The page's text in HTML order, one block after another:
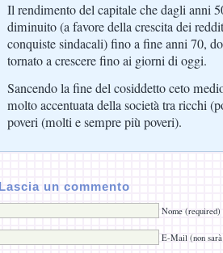
Il rendimento del capitale che dagli anni
diminuito (a favore della crescita dei
conquiste sindacali) fino a fine anni 70,
tornato a crescere fino ai giorni di oggi.
Sancendo la fine del cosiddetto ceto
molto accentuata della società tra ricchi
poveri (molti e sempre più poveri).
Lascia un commento
Nome (required)
E-Mail (non